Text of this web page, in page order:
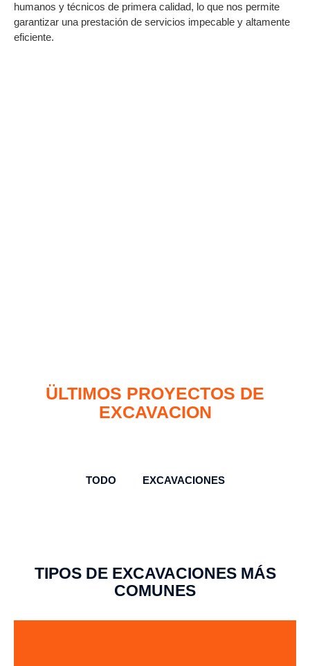
humanos y técnicos de primera calidad, lo que nos permite
garantizar una prestación de servicios impecable y altamente
eficiente.
ÜLTIMOS PROYECTOS DE
EXCAVACION
TODO EXCAVACIONES
TIPOS DE EXCAVACIONES MÁS
COMUNES